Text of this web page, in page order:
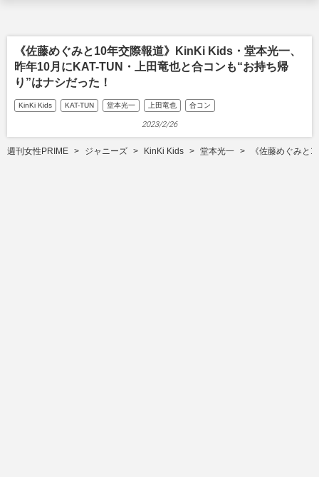
《佐藤めぐみと10年交際報道》KinKi Kids・堂本光一、
昨年10月にKAT-TUN・上田竜也と合コンも“お持ち帰
り”はナシだった！
KinKi Kids KAT-TUN 堂本光一 上田竜也 合コン
2023/2/26
週刊女性PRIME ジャニーズ KinKi Kids 堂本光一 《佐藤めぐみと